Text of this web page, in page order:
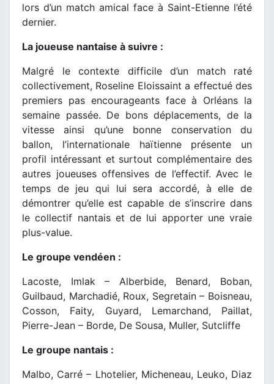
lors d’un match amical face à Saint-Etienne l’été
dernier.
La joueuse nantaise à suivre :
Malgré le contexte difficile d’un match raté
collectivement, Roseline Eloissaint a effectué des
premiers pas encourageants face à Orléans la
semaine passée. De bons déplacements, de la
vitesse ainsi qu’une bonne conservation du
ballon, l’internationale haïtienne présente un
profil intéressant et surtout complémentaire des
autres joueuses offensives de l’effectif. Avec le
temps de jeu qui lui sera accordé, à elle de
démontrer qu’elle est capable de s’inscrire dans
le collectif nantais et de lui apporter une vraie
plus-value.
Le groupe vendéen :
Lacoste, Imlak – Alberbide, Benard, Boban,
Guilbaud, Marchadié, Roux, Segretain – Boisneau,
Cosson, Faity, Guyard, Lemarchand, Paillat,
Pierre-Jean – Borde, De Sousa, Muller, Sutcliffe
Le groupe nantais :
Malbo, Carré – Lhotelier, Micheneau, Leuko, Diaz